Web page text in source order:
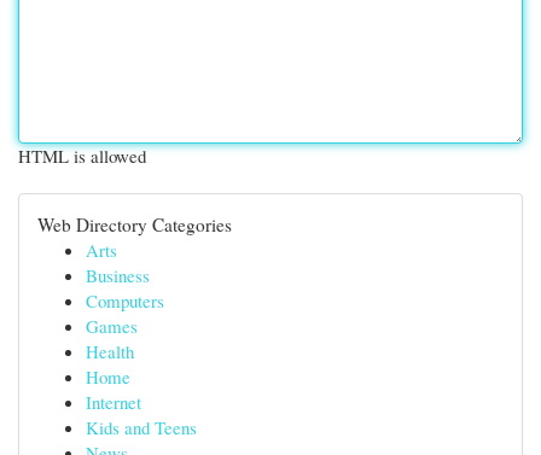
HTML is allowed
Web Directory Categories
Arts
Business
Computers
Games
Health
Home
Internet
Kids and Teens